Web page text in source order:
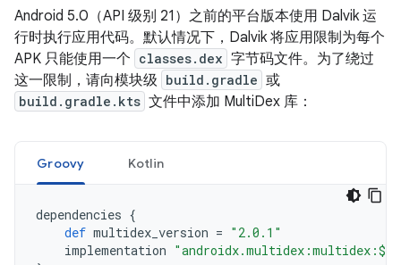
Android 5.0（API 级别 21）之前的平台版本使用 Dalvik 运
行时执行应用代码。默认情况下，Dalvik 将应用限制为每个
APK 只能使用一个 classes.dex 字节码文件。为了绕过
这一限制，请向模块级 build.gradle 或
build.gradle.kts 文件中添加 MultiDex 库：
Groovy Kotlin
dependencies {
def multidex_version = "2.0.1"
implementation